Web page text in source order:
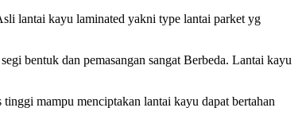
lantai kayu laminated yakni type lantai parket yg
bentuk dan pemasangan sangat Berbeda. Lantai kayu
mampu menciptakan lantai kayu dapat bertahan